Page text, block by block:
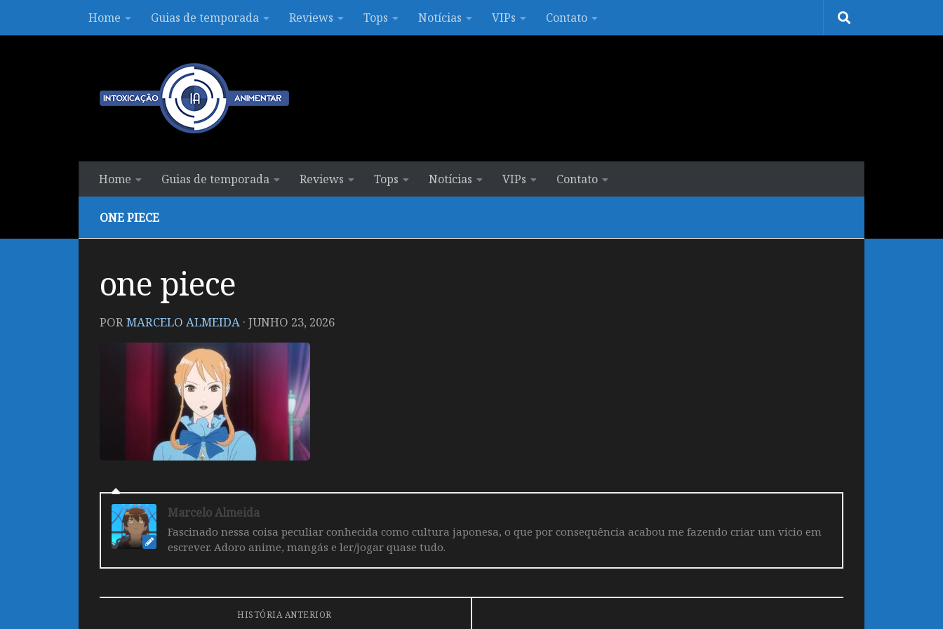
Skip to contentHome Guias de temporada Reviews Tops Notícias VIPs Contato
Home Guias de temporada Reviews Tops Notícias VIPs Contato
ONE PIECE
one piece
PORMARCELO ALMEIDA · JUNHO 23, 2026
Marcelo Almeida
Fascinado nessa coisa peculiar conhecida como cultura japonesa, o que por consequência acabou me fazendo criar um vicio em
escrever. Adoro anime, mangás e ler/jogar quase tudo.
HISTÓRIA ANTERIOR